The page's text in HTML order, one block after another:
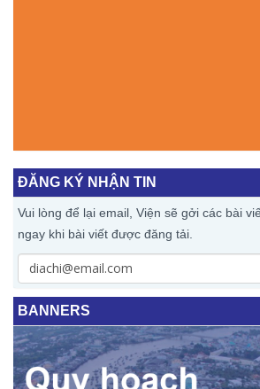
ĐĂNG KÝ NHẬN TIN
Vui lòng để lại email, Viện sẽ gởi các bài
ngay khi bài viết được đăng tải.
BANNERS